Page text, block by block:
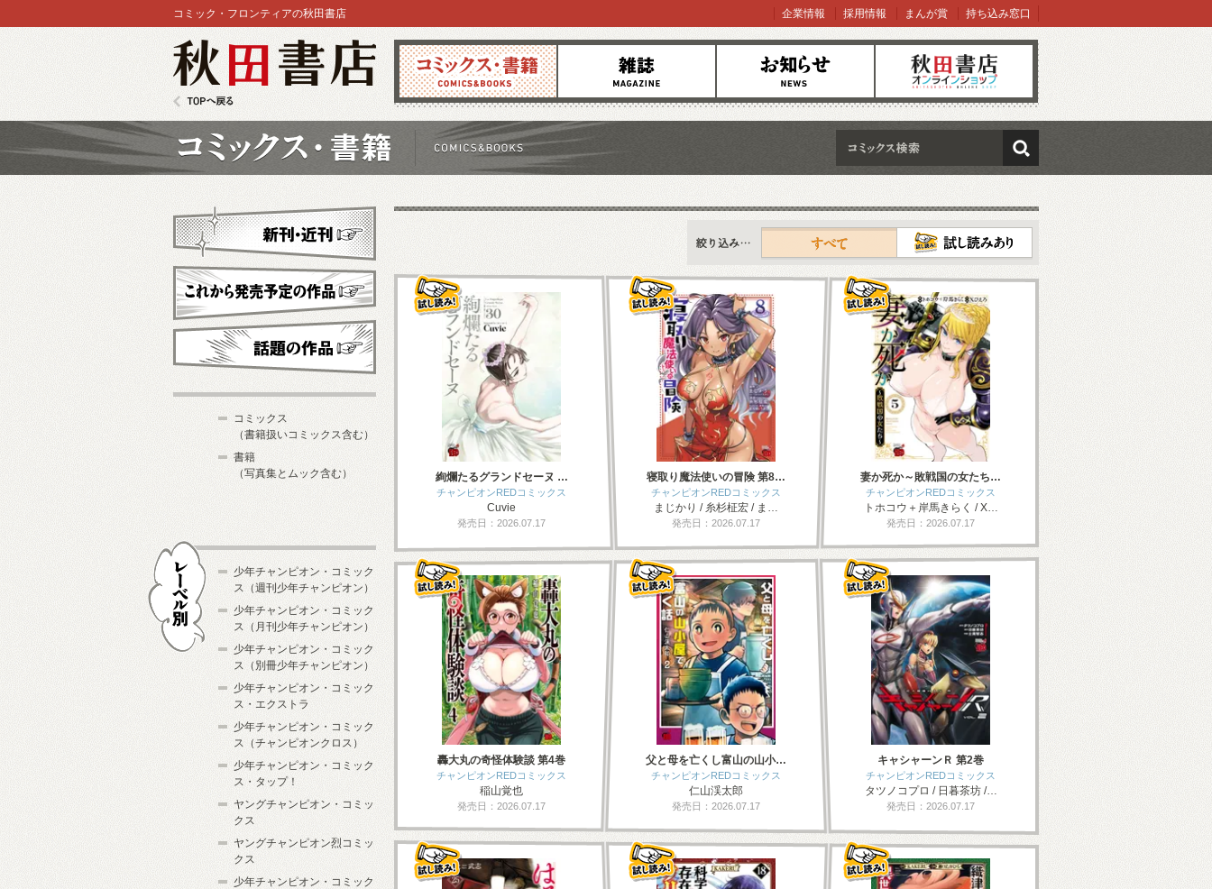
コミックス 雑誌 お知らせ オンラインショップ
コミック・フロンティアの秋田書店 企業情報 採用情報 まんが賞 持ち込み窓口
検索
新刊情報
すべて
絢爛たるグランドセーヌ …
チャンピオンREDコミックス
Cuvie
発売日：2026.07.17
寝取り魔法使いの冒険 第8…
チャンピオンREDコミックス
まじかり / 糸杉柾宏 / ま…
発売日：2026.07.17
妻か死か～敗戦国の女たち…
チャンピオンREDコミックス
トホコウ＋岸馬きらく / X…
発売日：2026.07.17
轟大丸の奇怪体験談 第4巻
チャンピオンREDコミックス
稲山覚也
発売日：2026.07.17
父と母を亡くし富山の山小…
チャンピオンREDコミックス
仁山渓太郎
発売日：2026.07.17
キャシャーンＲ 第2巻
チャンピオンREDコミックス
タツノコプロ / 日暮茶坊 /…
発売日：2026.07.17
新刊・近刊
これから発売予定
コミックス
（書籍扱いコミックス含む）
書籍
（写真集とムック含む）
少年チャンピオン・コミック
ス（週刊少年チャンピオン）
少年チャンピオン・コミック
ス（月刊少年チャンピオン）
少年チャンピオン・コミック
ス（別冊少年チャンピオン）
少年チャンピオン・コミック
ス・エクストラ
少年チャンピオン・コミック
ス（チャンピオンクロス）
少年チャンピオン・コミック
ス・タップ！
ヤングチャンピオン・コミッ
クス
ヤングチャンピオン烈コミッ
クス
少年チャンピオン・コミック